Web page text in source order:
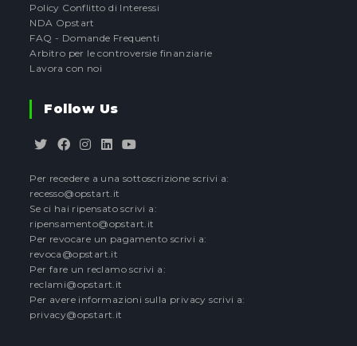
Policy Conflitto di Interessi
NDA Opstart
FAQ - Domande Frequenti
Arbitro per le controversie finanziarie
Lavora con noi
Follow Us
in
a
new
tab
in
a
new
in
a
new
in
a
new
tab
in
new
Per recedere a una sottoscrizione scrivi a:
recesso@opstart.it
Se ci hai ripensato scrivi a:
ripensamento@opstart.it
Per revocare un pagamento scrivi a:
revoca@opstart.it
Per fare un reclamo scrivi a:
reclami@opstart.it
Per avere informazioni sulla privacy scrivi a:
privacy@opstart.it